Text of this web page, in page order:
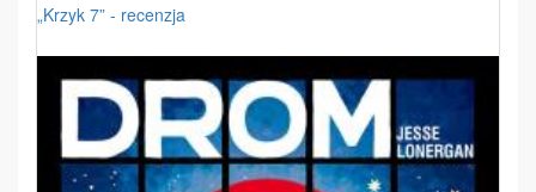
„Krzyk 7” - recenzja